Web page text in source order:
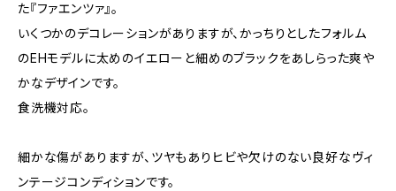
た『ファエンツァ』。
いくつかのデコレーションがありますが、かっちりとしたフォルム
のEHモデルに太めのイエローと細めのブラックをあしらった爽や
かなデザインです。
食洗機対応。
細かな傷がありますが、ツヤもありヒビや欠けのない良好なヴィ
ンテージコンディションです。